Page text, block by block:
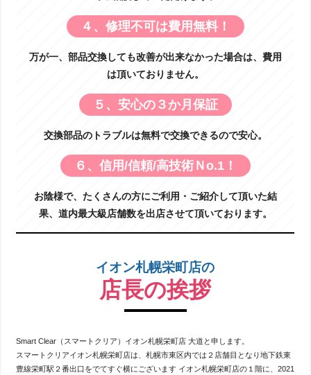
４、修理不可は費用無料！
万が一、部品交換しても改善が出来なかった場合は、費用
は頂いておりません。
５、安心の３か月保証
交換部品のトラブルは無料で交換できるので安心。
６、信用/信頼/高技術Ｎo.1！
お陰様で、たくさんの方にご利用・ご紹介して頂いた結
果、道内最大級店舗数を出店させて頂いております。
イオン札幌栄町店の
店長の挨拶
Smart Clear（スマートクリア）イオン札幌栄町店 大道と申します。
スマートクリアイオン札幌栄町店は、札幌市東区内では２店舗目となり地下鉄東
豊線栄町駅２番出口をでてすぐ横にございます イオン札幌栄町店の１階に、2021